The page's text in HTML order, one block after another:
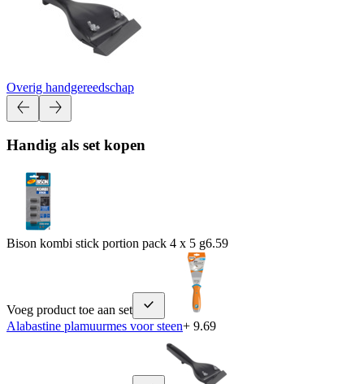
Overig handgereedschap
Handig als set kopen
Bison kombi stick portion pack 4 x 5 g6.59
Voeg product toe aan set
Alabastine plamuurmes voor steen+ 9.69